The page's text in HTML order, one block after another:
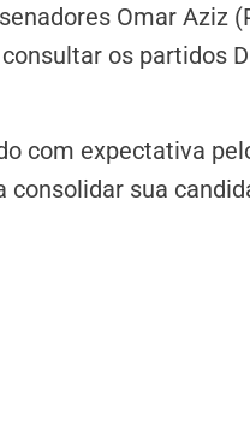
Omar Aziz
os partidos
com expectativa
sua